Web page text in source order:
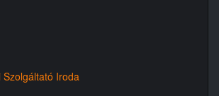
Szolgáltató Iroda